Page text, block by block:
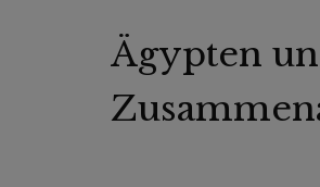
Ägypten